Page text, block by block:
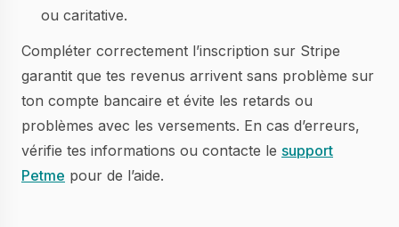
ou caritative.
Compléter correctement l’inscription sur Stripe
garantit que tes revenus arrivent sans problème sur
ton compte bancaire et évite les retards ou
problèmes avec les versements. En cas d’erreurs,
vérifie tes informations ou contacte le support
Petme pour de l’aide.